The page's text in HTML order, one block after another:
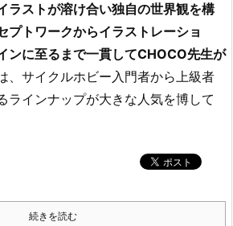
ラストが溶け合い独自の世界観を構
プトワークからイラストレーショ
ンに至るまで一貫してCHOCO先生が
、サイクルホビー入門者から上級者
ラインナップが大きな人気を博して
続きを読む